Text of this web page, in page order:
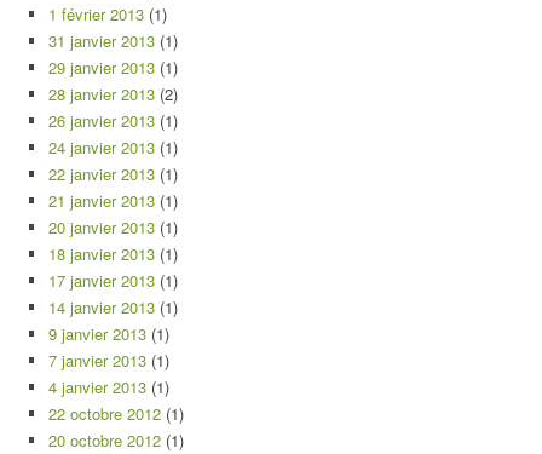
1 février 2013 (1)
31 janvier 2013 (1)
29 janvier 2013 (1)
28 janvier 2013 (2)
26 janvier 2013 (1)
24 janvier 2013 (1)
22 janvier 2013 (1)
21 janvier 2013 (1)
20 janvier 2013 (1)
18 janvier 2013 (1)
17 janvier 2013 (1)
14 janvier 2013 (1)
9 janvier 2013 (1)
7 janvier 2013 (1)
4 janvier 2013 (1)
22 octobre 2012 (1)
20 octobre 2012 (1)